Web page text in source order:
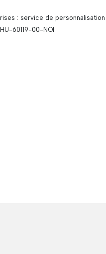
: service de
HU-60119-00-NOI